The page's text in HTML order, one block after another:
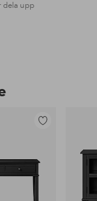
dela upp
favoriter